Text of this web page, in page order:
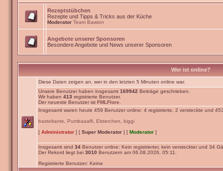
Rezeptstübchen
Rezepte und Tipps & Tricks aus der Küche
Moderator Team Bawion
Angebote unserer Sponsoren
Besondere Angebote und News unserer Sponsoren
Wer ist online?
Diese Daten zeigen an, wer in den letzten 5 Minuten online war.
Unsere Benutzer haben insgesamt 169942 Beiträge geschrieben.
Wir haben 413 registrierte Benutzer.
Der neueste Benutzer ist FMLFlore
Insgesamt waren heute 459 Benutzer online: 4 registrierte, 2 versteckte und
basteltante
Pumbaaalfi Elsterchen
biggi
[ Administrator ] [ Super Moderator ] [ Moderator ]
Insgesamt sind 34 Benutzer online: Kein registrierter, kein versteckter und 34
Der Rekord liegt bei 3010 Benutzern am 06.08.2026, 05:11.
Registrierte Benutzer: Keine